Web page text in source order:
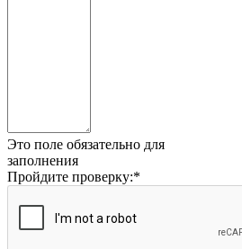
Это поле обязательно для
заполнения
Пройдите проверку:*